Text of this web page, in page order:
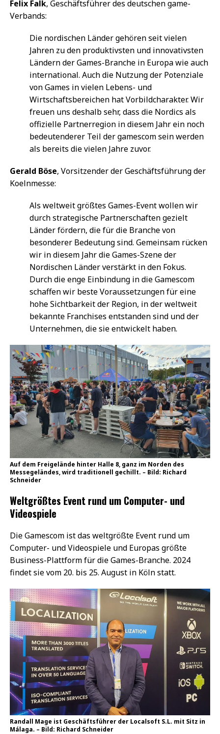
Felix Falk, Geschäftsführer des deutschen game-
Verbands:
Die nordischen Länder gehören seit vielen
Jahren zu den produktivsten und innovativsten
Ländern der Games-Branche in Europa wie auch
international. Auch die Nutzung der Potenziale
von Games in vielen Lebens- und
Wirtschaftsbereichen hat Vorbildcharakter. Wir
freuen uns deshalb sehr, dass die Nordics als
offizielle Partnerregion in diesem Jahr ein noch
bedeutenderer Teil der gamescom sein werden
als bereits die vielen Jahre zuvor.
Gerald Böse, Vorsitzender der Geschäftsführung der
Koelnmesse:
Als weltweit größtes Games-Event wollen wir
durch strategische Partnerschaften gezielt
Länder fördern, die für die Branche von
besonderer Bedeutung sind. Gemeinsam rücken
wir in diesem Jahr die Games-Szene der
Nordischen Länder verstärkt in den Fokus.
Durch die enge Einbindung in die Gamescom
schaffen wir beste Voraussetzungen für eine
hohe Sichtbarkeit der Region, in der weltweit
bekannte Franchises entstanden sind und der
Unternehmen, die sie entwickelt haben.
Auf dem Freigelände hinter Halle 8, ganz im Norden des
Messegeländes, wird traditionell gechillt. – Bild: Richard
Schneider
Weltgrößtes Event rund um Computer- und
Videospiele
Die Gamescom ist das weltgrößte Event rund um
Computer- und Videospiele und Europas größte
Business-Plattform für die Games-Branche. 2024
findet sie vom 20. bis 25. August in Köln statt.
Randall Mage ist Geschäftsführer der Localsoft S.L. mit Sitz in
Málaga. – Bild: Richard Schneider